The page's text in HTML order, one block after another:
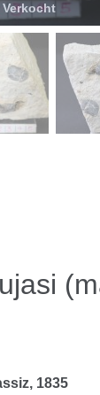
Verkocht
1835